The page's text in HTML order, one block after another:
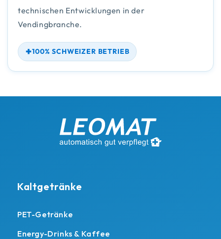
technischen Entwicklungen in der
Vendingbranche.
100% SCHWEIZER BETRIEB
Kaltgetränke
PET-Getränke
Energy-Drinks & Kaffee